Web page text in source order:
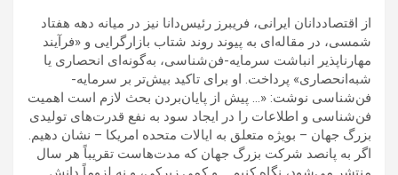
از اقتصاددانان ایرانی، فریبرز رئیس‌دانا نیز در میانه دهه هفتاد
شمسی، در مقاله‌ای به پیوند روند شتاب بازارگرایی و «فرآیند
مهارناپذیر انباشت سرمایه-فن‌شناسی، به‌گونه‌ای انحصاری یا
شبه‌انحصاری» پرداخت. او برای تاکید بیش‌تر بر سرمایه-
فن‌شناسی نوشت: «… پیش از پایان‌بردن بحث لازم است اهمیت
فن‌شناسی و اطلاعات را در ایجاد سود به نفع قدرت‌های تولیدی
بزرگ جهان – بویژه متعلق به ایالات متحده امریکا – نشان دهیم.
اگر به پانصد شرکت بزرگ جهان که مدت‌هاست تقریباً هر سال